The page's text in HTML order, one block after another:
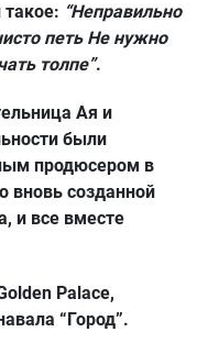
такое: “Неправильно
петь Не нужно
толпе”.
Ая и
были
продюсером в
вновь созданной
и все вместе
Palace,
“Город”.